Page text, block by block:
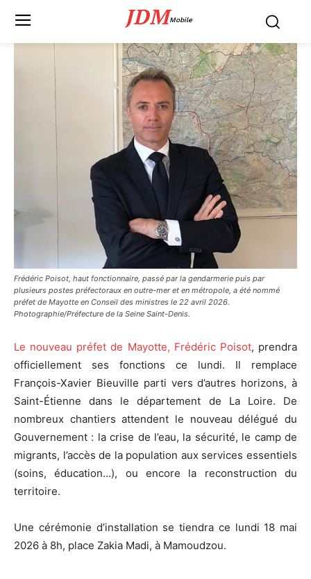
JDMMobile
Frédéric Poisot, haut fonctionnaire, passé par la gendarmerie puis par
plusieurs postes préfectoraux en outre-mer et en métropole, a été nommé
préfet de Mayotte en Conseil des ministres le 22 avril 2026.
Photographie/Préfecture de la Seine Saint-Denis.
Le nouveau préfet de Mayotte, Frédéric Poisot, prendra
officiellement ses fonctions ce lundi. Il remplace
François-Xavier Bieuville parti vers d’autres horizons, à
Saint-Étienne dans le département de La Loire. De
nombreux chantiers attendent le nouveau délégué du
Gouvernement : la crise de l’eau, la sécurité, le camp de
migrants, l’accès de la population aux services essentiels
(soins, éducation…), ou encore la reconstruction du
territoire.
Une cérémonie d’installation se tiendra ce lundi 18 mai
2026 à 8h, place Zakia Madi, à Mamoudzou.